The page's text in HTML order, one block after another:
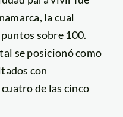
la cual
sobre 100.
se posicionó como
con
de las cinco